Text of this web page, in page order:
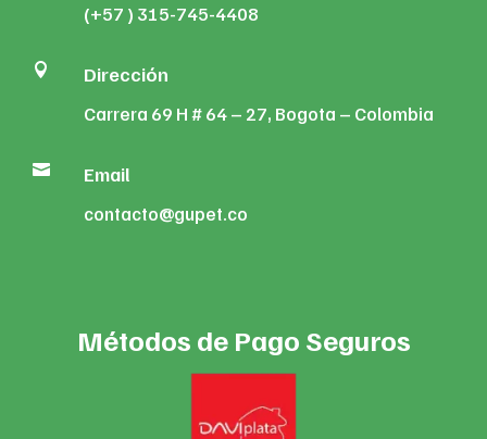
(+57 ) 315-745-4408
 Dirección
Carrera 69 H # 64 – 27, Bogota – Colombia
 Email
contacto@gupet.co
Métodos de Pago Seguros